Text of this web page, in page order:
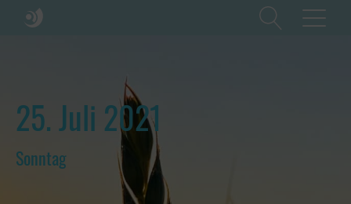
25. Juli 2021
Sonntag